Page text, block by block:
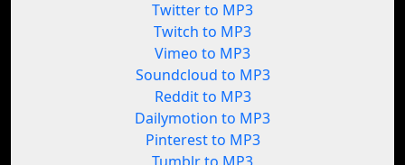
Twitter to MP3
Twitch to MP3
Vimeo to MP3
Soundcloud to MP3
Reddit to MP3
Dailymotion to MP3
Pinterest to MP3